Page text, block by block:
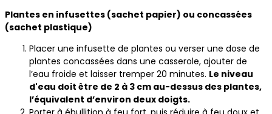
Plantes en infusettes (sachet papier) ou concassées
(sachet plastique)
Placer une infusette de plantes ou verser une dose de
plantes concassées dans une casserole, ajouter de
l’eau froide et laisser tremper 20 minutes. Le niveau
d'eau doit être de 2 à 3 cm au-dessus des plantes,
l’équivalent d’environ deux doigts.